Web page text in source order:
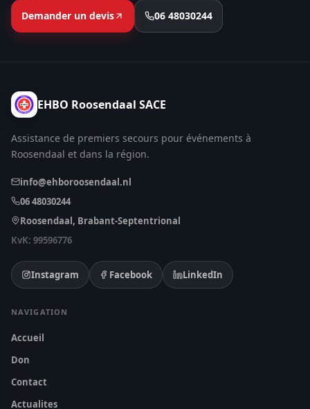
Demander un devis 06 48030244
EHBO Roosendaal SACE
Assistance de premiers secours pour événements à
Roosendaal et dans la région.
info@ehboroosendaal.nl
06 48030244
Roosendaal, Brabant-Septentrional
KvK: 99596776
Instagram Facebook LinkedIn
NAVIGATION
Accueil
Don
Contact
Actualites